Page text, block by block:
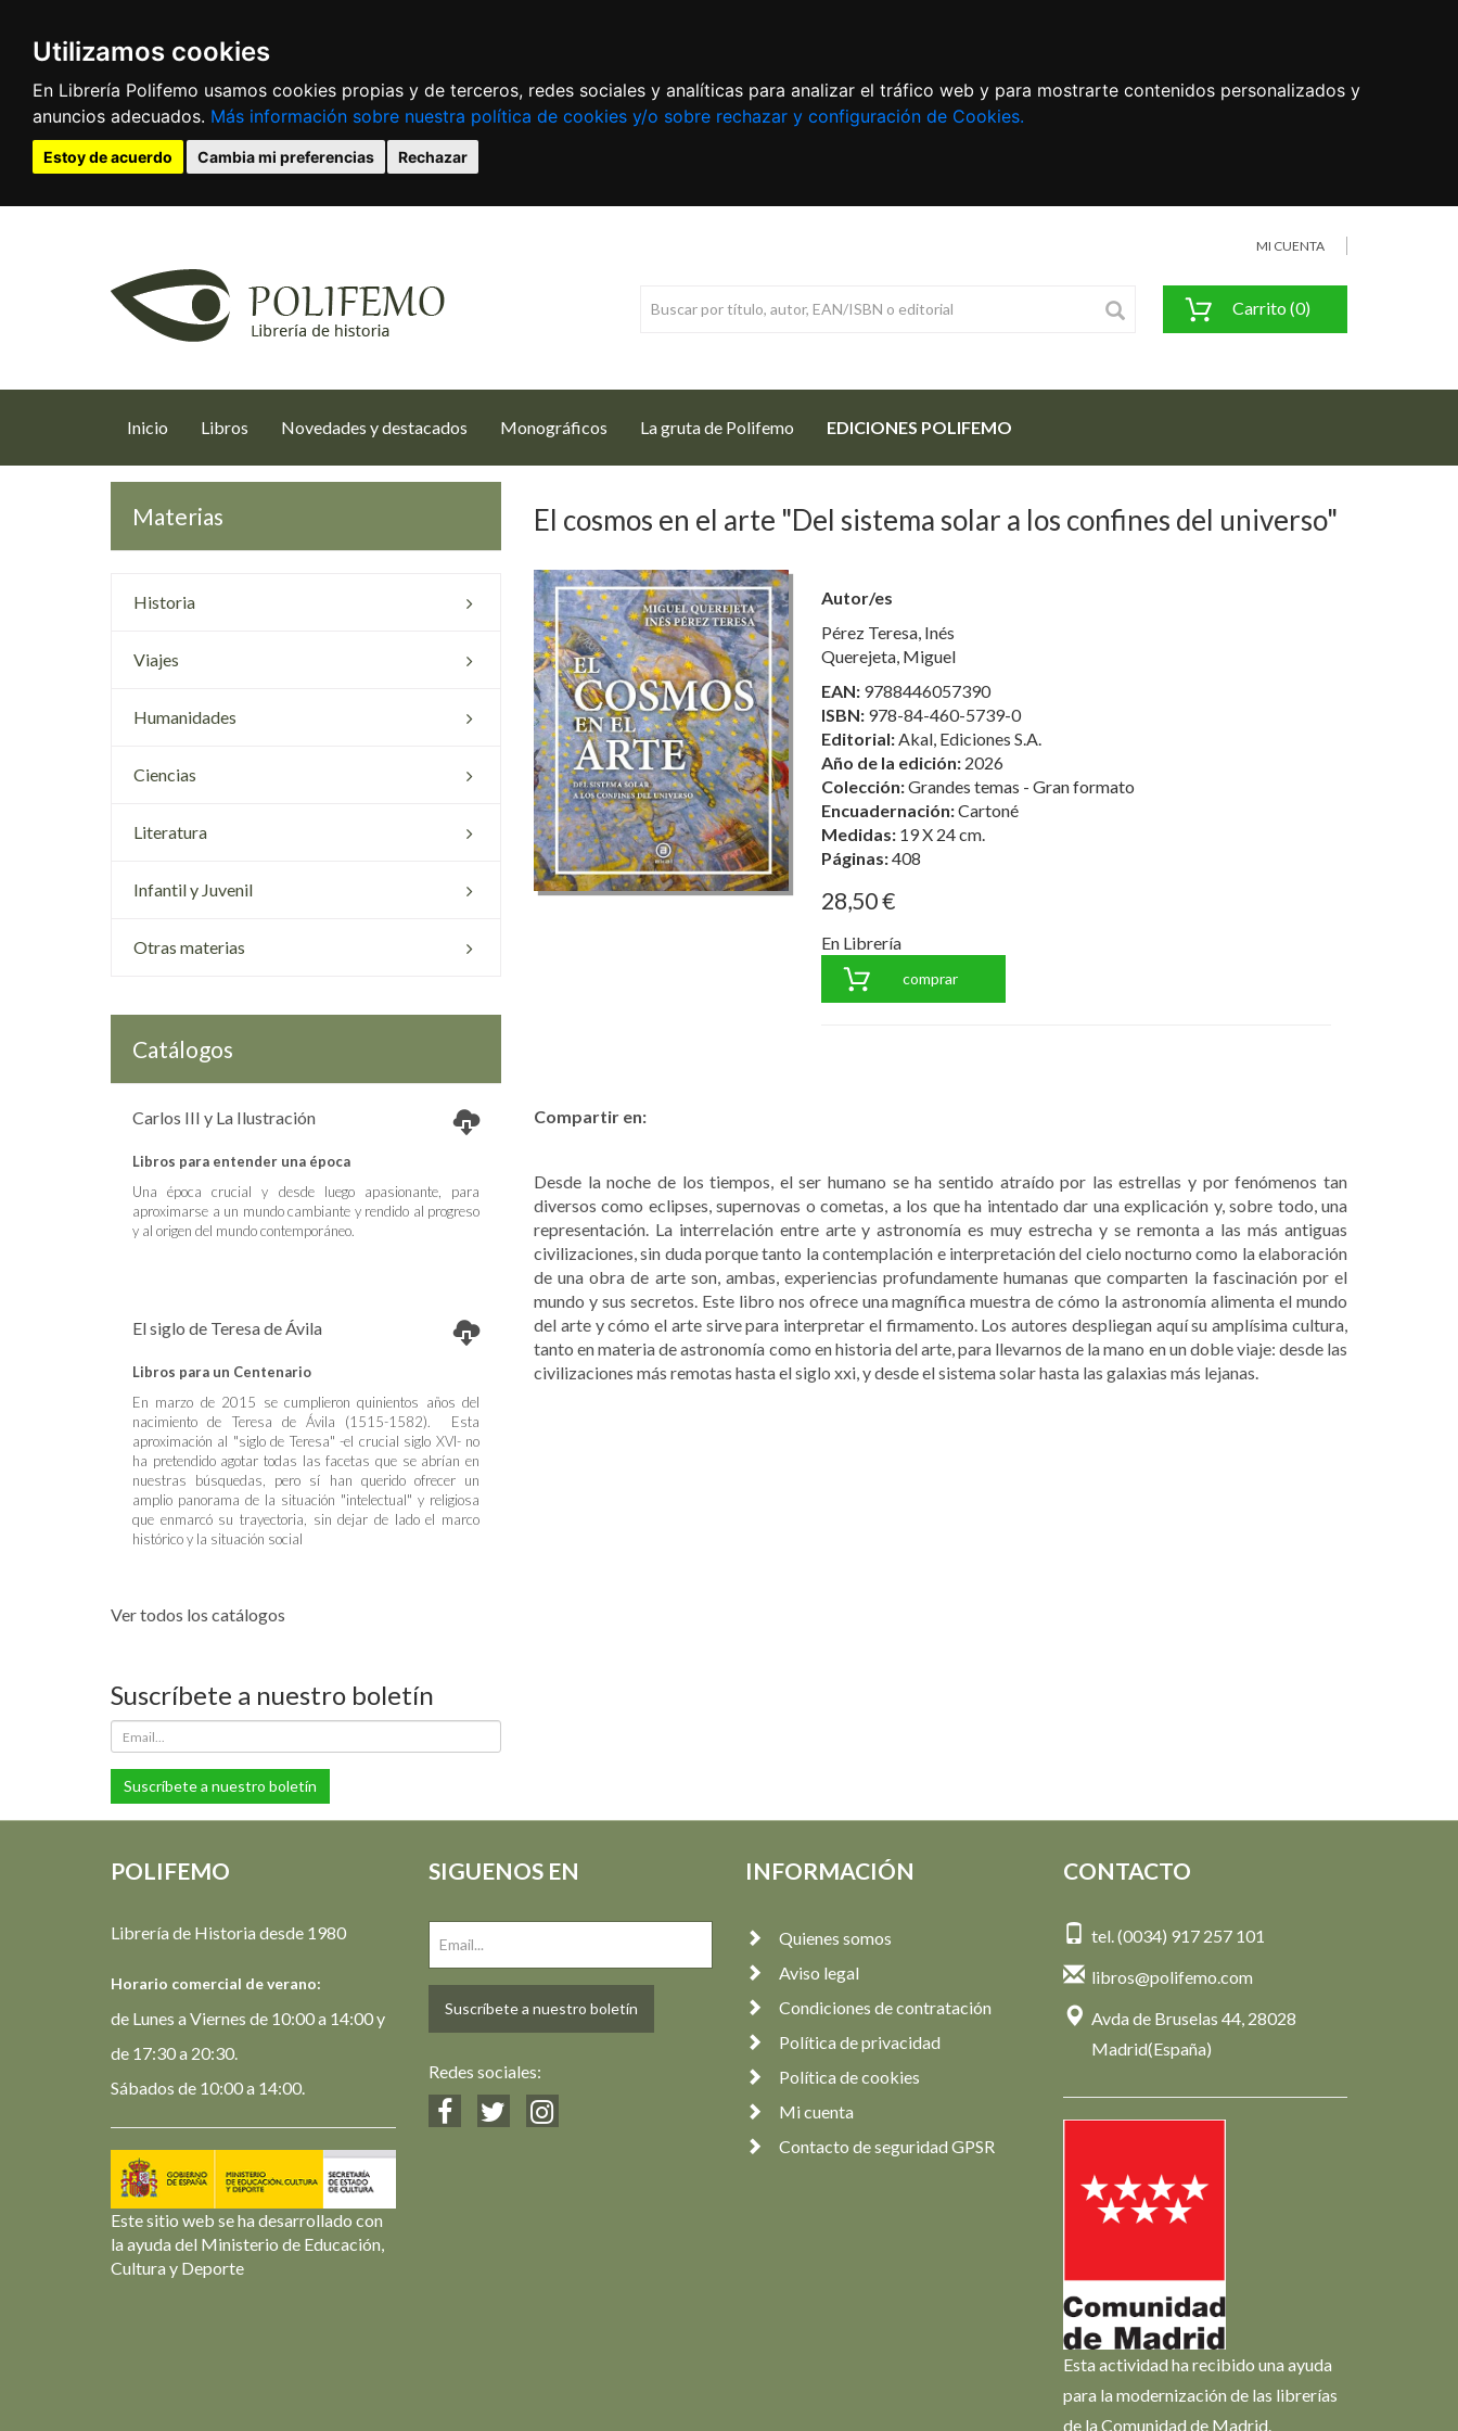
Utilizamos cookies
En Librería Polifemo usamos cookies propias y de terceros, redes sociales y analíticas para analizar el tráfico web y para mostrarte contenidos personalizados y
anuncios adecuados. Más información sobre nuestra política de cookies y/o sobre rechazar y configuración de Cookies.
Estoy de acuerdo Cambia mi preferencias Rechazar
MI CUENTA
Carrito (0)
Inicio (current)
Libros Novedades y destacados Monográficos La gruta de Polifemo EDICIONES POLIFEMO
Materias
Historia
Viajes
Humanidades
Ciencias
Literatura
Infantil y Juvenil
Otras materias
Catálogos
Carlos III y La Ilustración
Libros para entender una época
Una época crucial y desde luego apasionante, para
aproximarse a un mundo cambiante y rendido al progreso
y al origen del mundo contemporáneo.
El siglo de Teresa de Ávila
Libros para un Centenario
En marzo de 2015 se cumplieron quinientos años del
nacimiento de Teresa de Ávila (1515-1582). Esta
aproximación al "siglo de Teresa" -el crucial siglo XVI- no
ha pretendido agotar todas las facetas que se abrían en
nuestras búsquedas, pero sí han querido ofrecer un
amplio panorama de la situación "intelectual" y religiosa
que enmarcó su trayectoria, sin dejar de lado el marco
histórico y la situación social
Ver todos los catálogos
Suscríbete a nuestro boletín
Suscríbete a nuestro boletín
El cosmos en el arte "Del sistema solar a los confines del universo"
Autor/es
Pérez Teresa, Inés
Querejeta, Miguel
EAN: 9788446057390
ISBN: 978-84-460-5739-0
Editorial:Akal, Ediciones S.A.
Año de la edición: 2026
Colección:Grandes temas - Gran formato
Encuadernación:Cartoné
Medidas: 19 X 24 cm.
Páginas:408
28,50 €
En Librería
comprar
Compartir en:
Desde la noche de los tiempos, el ser humano se ha sentido atraído por las estrellas y por fenómenos tan
diversos como eclipses, supernovas o cometas, a los que ha intentado dar una explicación y, sobre todo, una
representación. La interrelación entre arte y astronomía es muy estrecha y se remonta a las más antiguas
civilizaciones, sin duda porque tanto la contemplación e interpretación del cielo nocturno como la elaboración
de una obra de arte son, ambas, experiencias profundamente humanas que comparten la fascinación por el
mundo y sus secretos. Este libro nos ofrece una magnífica muestra de cómo la astronomía alimenta el mundo
del arte y cómo el arte sirve para interpretar el firmamento. Los autores despliegan aquí su amplísima cultura,
tanto en materia de astronomía como en historia del arte, para llevarnos de la mano en un doble viaje: desde las
civilizaciones más remotas hasta el siglo xxi, y desde el sistema solar hasta las galaxias más lejanas.
POLIFEMO
Librería de Historia desde 1980
Horario comercial de verano:
de Lunes a Viernes de 10:00 a 14:00 y
de 17:30 a 20:30.
Sábados de 10:00 a 14:00.
Este sitio web se ha desarrollado con
la ayuda del Ministerio de Educación,
Cultura y Deporte
SIGUENOS EN
Suscríbete a nuestro boletín
Redes sociales:
INFORMACIÓN
Quienes somos
Aviso legal
Condiciones de contratación
Política de privacidad
Política de cookies
Mi cuenta
Contacto de seguridad GPSR
CONTACTO
tel. (0034) 917 257 101
libros@polifemo.com
Avda de Bruselas 44, 28028
Madrid(España)
Esta actividad ha recibido una ayuda
para la modernización de las librerías
de la Comunidad de Madrid.